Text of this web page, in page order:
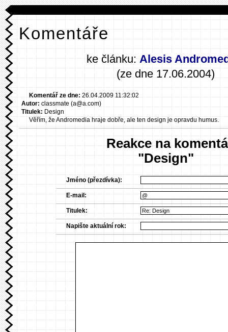
Komentáře
ke článku: Alesis
(ze dne 17.06.2004)
Komentář ze dne: 26.04.2009 11:32:02
Autor: classmate (a@a.com)
Titulek: Design
Věřím, že Andromedia hraje dobře, ale ten design je opravdu humus.
Reakce na
"Design"
Jméno (přezdívka):
E-mail:
Titulek:
Napište aktuální rok: